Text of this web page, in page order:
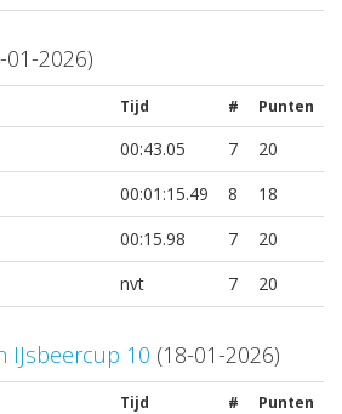
01-2026)
Tijd # Punten
00:43.05 7
20
00:01:15.49 8
18
00:15.98 7
20
nvt 7 20
IJsbeercup 10 (18-01-2026)
Tijd # Punten